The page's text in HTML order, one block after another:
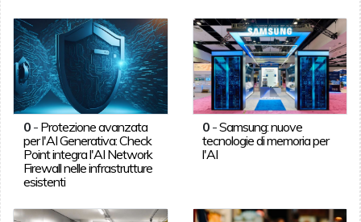
0- Protezione avanzata
per l'AI Generativa: Check
Point integra l'AI Network
Firewall nelle infrastrutture
esistenti
0 -Samsung: nuove
tecnologie di memoria per
l'AI